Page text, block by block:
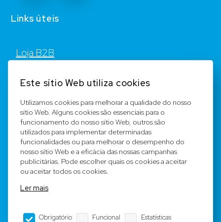
Links úteis
Loja B2B
Registar
Equipa
Notícia legal
Este sítio Web utiliza cookies
Utilizamos cookies para melhorar a qualidade do nosso
sítio Web. Alguns cookies são essenciais para o
funcionamento do nosso sítio Web, outros são
utilizados para implementar determinadas
funcionalidades ou para melhorar o desempenho do
nosso sítio Web e a eficácia das nossas campanhas
publicitárias. Pode escolher quais os cookies a aceitar
ou aceitar todos os cookies.
Ler mais
Obrigatório Funcional Estatísticas